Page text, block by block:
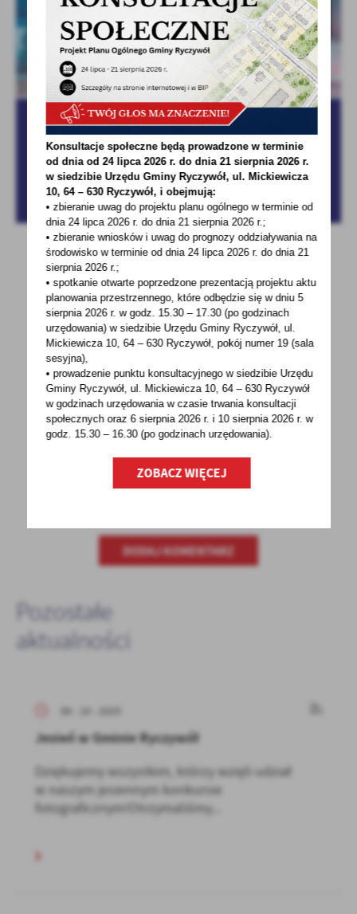
POWRÓT UDOSTĘPNIJ
POPRZEDNI NASTĘPNY
Spodobała Ci się informacja? Zostaw nam swoją opinię
- to dla Ciebie staramy się być najlepsi, a Twoje zdanie
DODAJ KOMENTARZ
Pozostałe
aktualności
06 - 10 - 2025
Jesień w Gminie Ryczywół
Dziękujemy wszystkim, którzy wzięli udział
w naszym jesiennym konkursie
fotograficznym!Otrzymaliśmy...
Konsultacje społeczne będą prowadzone w terminie
od dnia od 24 lipca 2026 r. do dnia 21 sierpnia 2026 r.
w siedzibie Urzędu Gminy Ryczywół, ul. Mickiewicza
10, 64 – 630 Ryczywół, i obejmują:
• zbieranie uwag do projektu planu ogólnego w terminie od
dnia 24 lipca 2026 r. do dnia 21 sierpnia 2026 r.;
• zbieranie wniosków i uwag do prognozy oddziaływania na
środowisko w terminie od dnia 24 lipca 2026 r. do dnia 21
sierpnia 2026 r.;
• spotkanie otwarte poprzedzone prezentacją projektu aktu
planowania przestrzennego, które odbędzie się w dniu 5
sierpnia 2026 r.w godz. 15.30 – 17.30 (po godzinach
urzędowania) w siedzibie Urzędu Gminy Ryczywół, ul.
Mickiewicza 10, 64 – 630 Ryczywół, pokójnumer 19 (sala
sesyjna),
• prowadzenie punktu konsultacyjnego w siedzibie Urzędu
Gminy Ryczywół, ul. Mickiewicza 10, 64 – 630 Ryczywół
w godzinachurzędowania w czasie trwania konsultacji
społecznych oraz 6 sierpnia 2026 r. i 10 sierpnia 2026 r. w
godz. 15.30 – 16.30 (po godzinachurzędowania).
ZOBACZ WIĘCEJ